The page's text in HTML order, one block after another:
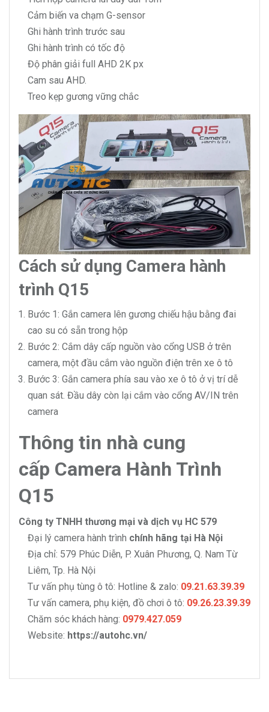
Cảm biến va chạm G-sensor
Ghi hành trình trước sau
Ghi hành trình có tốc độ
Độ phân giải full AHD 2K px
Cam sau AHD.
Treo kẹp gương vững chắc
Cách sử dụng Camera hành
trình Q15
Bước 1: Gắn camera lên gương chiếu hậu bằng đai
cao su có sẵn trong hộp
Bước 2: Cắm dây cấp nguồn vào cổng USB ở trên
camera, một đầu cắm vào nguồn điện trên xe ô tô
Bước 3: Gắn camera phía sau vào xe ô tô ở vị trí dễ
quan sát. Đầu dây còn lại cắm vào cổng AV/IN trên
camera
Thông tin nhà cung
cấp Camera Hành Trình
Q15
Công ty TNHH thương mại và dịch vụ HC 579
Đại lý camera hành trình chính hãng tại Hà Nội
Địa chỉ: 579 Phúc Diễn, P. Xuân Phương, Q. Nam Từ
Liêm, Tp. Hà Nội
Tư vấn phụ tùng ô tô: Hotline & zalo: 09.21.63.39.39
Tư vấn camera, phụ kiện, đồ chơi ô tô: 09.26.23.39.39
Chăm sóc khách hàng: 0979.427.059
Website: https://autohc.vn/